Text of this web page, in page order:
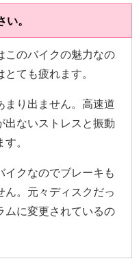
い。
このバイクの魅力なの
ても疲れます。
まり出ません。高速道
出ないストレスと振動
。
イクなのでブレーキも
ん。元々ディスクだっ
ムに変更されているの